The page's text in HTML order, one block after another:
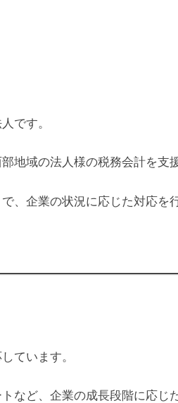
です。
地域の法人様の税務会計を支
、企業の状況に応じた対応を
ています。
など、企業の成長段階に応じ